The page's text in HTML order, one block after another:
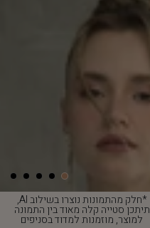
*חלק מהתמונות נוצרו בשילוב AI,
תיתכן סטייה קלה מאוד בין התמונה
למוצר, מוזמנות למדוד בסניפים